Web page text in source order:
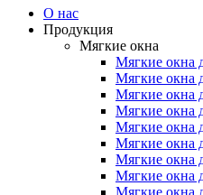
О нас
Продукция
Мягкие окна
Мягкие окна
Мягкие окна
Мягкие окна
Мягкие окна
Мягкие окна
Мягкие окна
Мягкие окна
Мягкие окна
Мягкие окна